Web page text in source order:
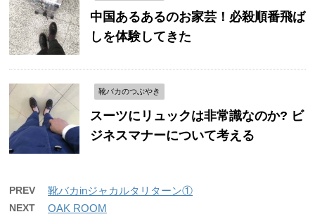
中国あるあるのお家芸！必殺順番飛ば
しを体験してきた
靴バカのつぶやき
スーツにリュックは非常識なのか? ビ
ジネスマナーについて考える
PREV 靴バカinジャカルタリターン①
NEXT OAK ROOM